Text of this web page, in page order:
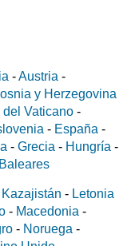
-Austria -
y Herzegovina
Vaticano -
- España -
- Grecia - Hungría -
Kazajistán - Letonia
- Macedonia -
- Noruega -